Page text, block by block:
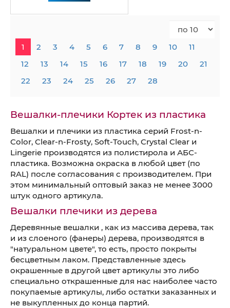
1 2 3 4 5 6 7 8 9 10
11
12
13 14 15 16 17 18 19 20
21
22
23 24 25 26 27 28
Вешалки-плечики Кортек из пластика
Вешалки и плечики из пластика серий Frost-n-
Color, Clear-n-Frosty, Soft-Touch, Crystal Clear и
Lingerie производятся из полистирола и АБС-
пластика. Возможна окраска в любой цвет (по
RAL) после согласования с производителем. При
этом минимальный оптовый заказ не менее 3000
штук одного артикула.
Вешалки плечики из дерева
Деревянные вешалки , как из массива дерева, так
и из слоеного (фанеры) дерева, производятся в
"натуральном цвете", то есть, просто покрыты
бесцветным лаком. Представленные здесь
окрашенные в другой цвет артикулы это либо
специально открашенные для нас наиболее часто
покупаемые артикулы, либо остатки заказанных и
не выкупленных до конца партий.